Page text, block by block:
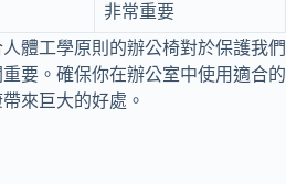
非常重要
體工學原則的辦公椅對於保護我們
要。確保你在辦公室中使用適合的
來巨大的好處。